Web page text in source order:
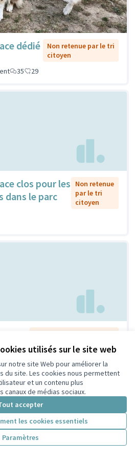
utilisés sur le site web
notre site Web pour améliorer la
du site. Les cookies nous permettent
et un contenu plus
de médias sociaux.
accepter
les cookies essentiels
Paramètres
dédié
Non retenue par le tri
citoyen
35 29
clos pour les
dans le parc
Non retenue
par le tri
citoyen
Non retenue par le tri
citoyen